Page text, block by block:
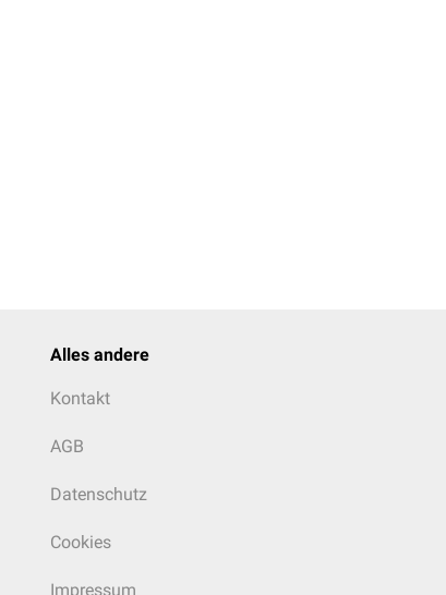
Alles andere
Kontakt
AGB
Datenschutz
Cookies
Impressum